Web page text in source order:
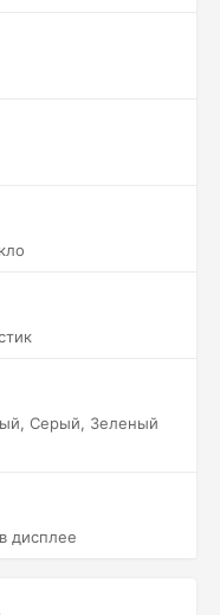
Серый, Зеленый
дисплее